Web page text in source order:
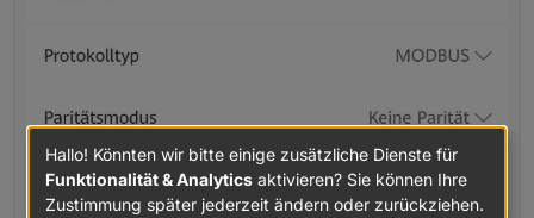
Hallo! Könnten wir bitte einige zusätzliche Dienste für
Funktionalität & Analytics aktivieren? Sie können Ihre
Zustimmung später jederzeit ändern oder zurückziehen.